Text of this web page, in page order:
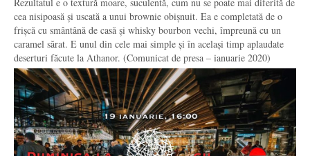
cea nisipoasă și uscată a unui brownie obișnuit. Ea e completată de o
frișcă cu smântână de casă și whisky bourbon vechi, împreună cu un
caramel sărat. E unul din cele mai simple și în același timp aplaudate
deserturi făcute la Athanor. (Comunicat de presa – ianuarie 2020)